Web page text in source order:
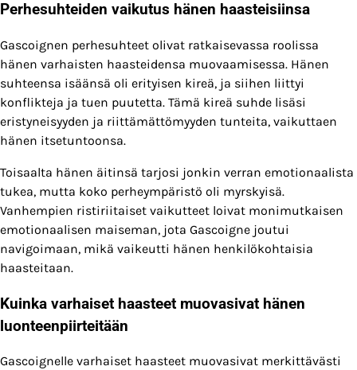
Perhesuhteiden vaikutus hänen haasteisiinsa
Gascoignen perhesuhteet olivat ratkaisevassa roolissa
hänen varhaisten haasteidensa muovaamisessa. Hänen
suhteensa isäänsä oli erityisen kireä, ja siihen liittyi
konflikteja ja tuen puutetta. Tämä kireä suhde lisäsi
eristyneisyyden ja riittämättömyyden tunteita, vaikuttaen
hänen itsetuntoonsa.
Toisaalta hänen äitinsä tarjosi jonkin verran emotionaalista
tukea, mutta koko perheympäristö oli myrskyisä.
Vanhempien ristiriitaiset vaikutteet loivat monimutkaisen
emotionaalisen maiseman, jota Gascoigne joutui
navigoimaan, mikä vaikeutti hänen henkilökohtaisia
haasteitaan.
Kuinka varhaiset haasteet muovasivat hänen
luonteenpiirteitään
Gascoignelle varhaiset haasteet muovasivat merkittävästi